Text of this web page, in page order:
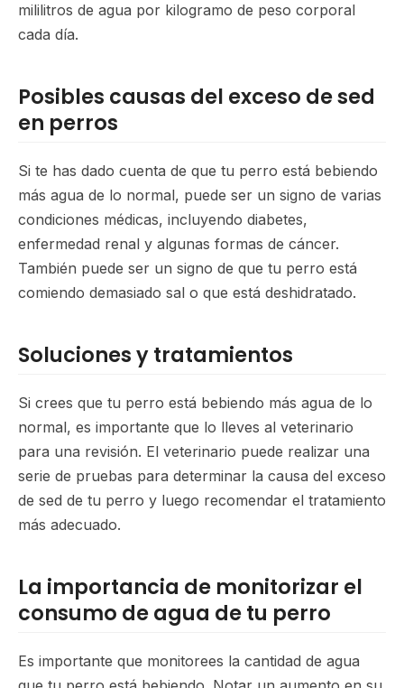
mililitros de agua por kilogramo de peso corporal
cada día.
Posibles causas del exceso de sed
en perros
Si te has dado cuenta de que tu perro está bebiendo
más agua de lo normal, puede ser un signo de varias
condiciones médicas, incluyendo diabetes,
enfermedad renal y algunas formas de cáncer.
También puede ser un signo de que tu perro está
comiendo demasiado sal o que está deshidratado.
Soluciones y tratamientos
Si crees que tu perro está bebiendo más agua de lo
normal, es importante que lo lleves al veterinario
para una revisión. El veterinario puede realizar una
serie de pruebas para determinar la causa del exceso
de sed de tu perro y luego recomendar el tratamiento
más adecuado.
La importancia de monitorizar el
consumo de agua de tu perro
Es importante que monitorees la cantidad de agua